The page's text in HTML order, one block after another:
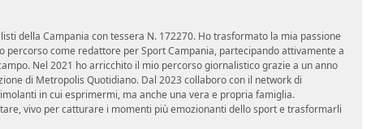
della Campania con tessera N. 172270. Ho trasformato la mia passione
come redattore per Sport Campania, partecipando attivamente a
Nel 2021 ho arricchito il mio percorso giornalistico grazie a un anno
di Metropolis Quotidiano. Dal 2023 collaboro con il network di
in cui esprimermi, ma anche una vera e propria famiglia.
vivo per catturare i momenti più emozionanti dello sport e trasformarli